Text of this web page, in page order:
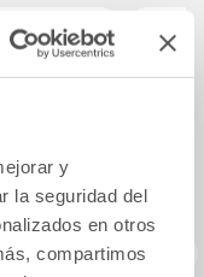
y
la seguridad del
en otros
compartimos